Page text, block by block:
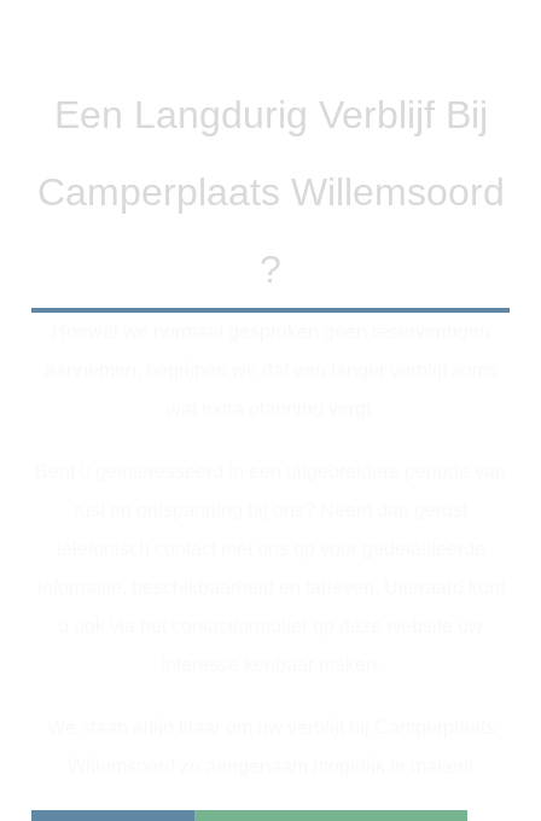
Een Langdurig Verblijf Bij
Camperplaats Willemsoord
?